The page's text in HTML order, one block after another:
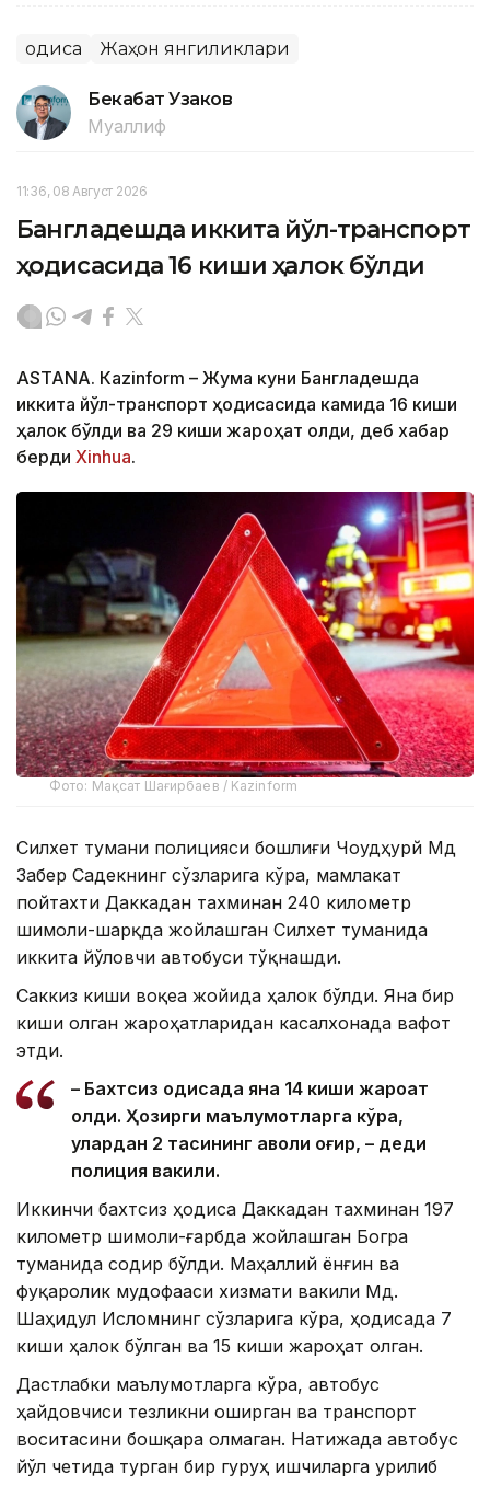
Ҳодиса Жаҳон янгиликлари
Бекабат Узаков
Муаллиф
11:36, 08 Август 2026
Бангладешда иккита йўл-транспорт
ҳодисасида 16 киши ҳалок бўлди
ASTANА. Кazinform – Жума куни Бангладешда
иккита йўл-транспорт ҳодисасида камида 16 киши
ҳалок бўлди ва 29 киши жароҳат олди, деб хабар
берди Xinhua.
Фото: Мақсат Шағирбаев / Kazinform
Силхет тумани полицияси бошлиғи Чоудҳурй Мд
Забер Садекнинг сўзларига кўра, мамлакат
пойтахти Даккадан тахминан 240 километр
шимоли-шарқда жойлашган Силхет туманида
иккита йўловчи автобуси тўқнашди.
Саккиз киши воқеа жойида ҳалок бўлди. Яна бир
киши олган жароҳатларидан касалхонада вафот
этди.
– Бахтсиз ҳодисада яна 14 киши жароҳат
олди. Ҳозирги маълумотларга кўра,
улардан 2 тасининг аҳволи оғир, – деди
полиция вакили.
Иккинчи бахтсиз ҳодиса Даккадан тахминан 197
километр шимоли-ғарбда жойлашган Богра
туманида содир бўлди. Маҳаллий ёнғин ва
фуқаролик мудофааси хизмати вакили Мд.
Шаҳидул Исломнинг сўзларига кўра, ҳодисада 7
киши ҳалок бўлган ва 15 киши жароҳат олган.
Дастлабки маълумотларга кўра, автобус
ҳайдовчиси тезликни оширган ва транспорт
воситасини бошқара олмаган. Натижада автобус
йўл четида турган бир гуруҳ ишчиларга урилиб